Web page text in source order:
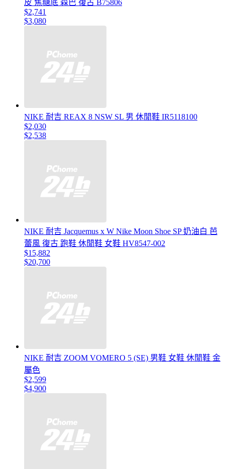
皮 焦糖底 森巴 復古 B75806
$2,741
$3,080
NIKE 耐吉 REAX 8 NSW SL 男 休閒鞋 IR5118100
$2,030
$2,538
NIKE 耐吉 Jacquemus x W Nike Moon Shoe SP 奶油白 芭
蕾風 復古 跑鞋 休閒鞋 女鞋 HV8547-002
$15,882
$20,700
NIKE 耐吉 ZOOM VOMERO 5 (SE) 男鞋 女鞋 休閒鞋 金
屬色
$2,599
$4,900